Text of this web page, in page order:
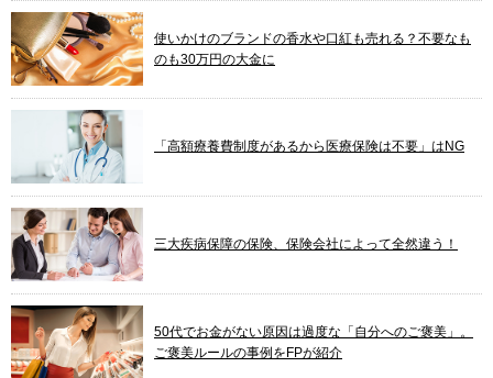
使いかけのブランドの香水や口紅も売れる？不要なも
のも30万円の大金に
「高額療養費制度があるから医療保険は不要」はNG
三大疾病保障の保険、保険会社によって全然違う！
50代でお金がない原因は過度な「自分へのご褒美」。
ご褒美ルールの事例をFPが紹介